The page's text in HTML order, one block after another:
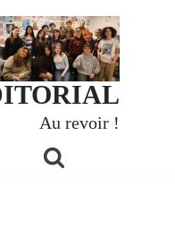
Au revoir !